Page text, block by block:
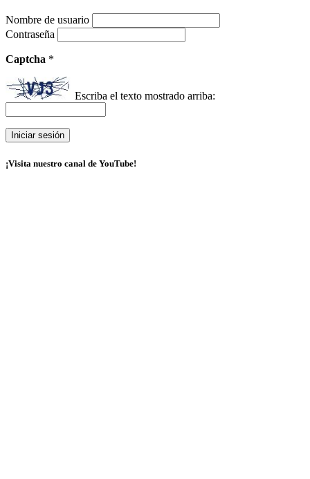
Nombre de usuario
Contraseña
Captcha *
Escriba el texto mostrado arriba:
¡Visita nuestro canal de YouTube!